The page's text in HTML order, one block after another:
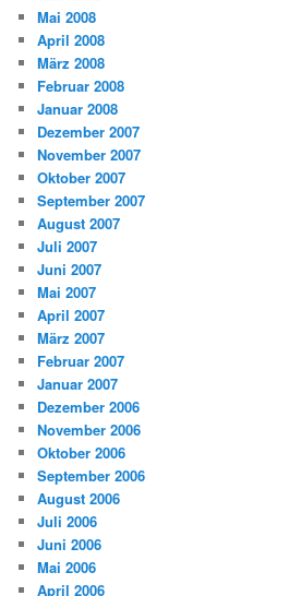
Mai 2008
April 2008
März 2008
Februar 2008
Januar 2008
Dezember 2007
November 2007
Oktober 2007
September 2007
August 2007
Juli 2007
Juni 2007
Mai 2007
April 2007
März 2007
Februar 2007
Januar 2007
Dezember 2006
November 2006
Oktober 2006
September 2006
August 2006
Juli 2006
Juni 2006
Mai 2006
April 2006